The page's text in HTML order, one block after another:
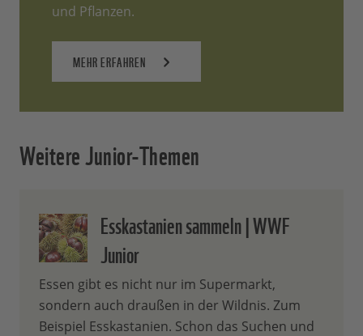
und Pflanzen.
MEHR ERFAHREN
Weitere Junior-Themen
Esskastanien sammeln | WWF
Junior
Essen gibt es nicht nur im Supermarkt,
sondern auch draußen in der Wildnis. Zum
Beispiel Esskastanien. Schon das Suchen und